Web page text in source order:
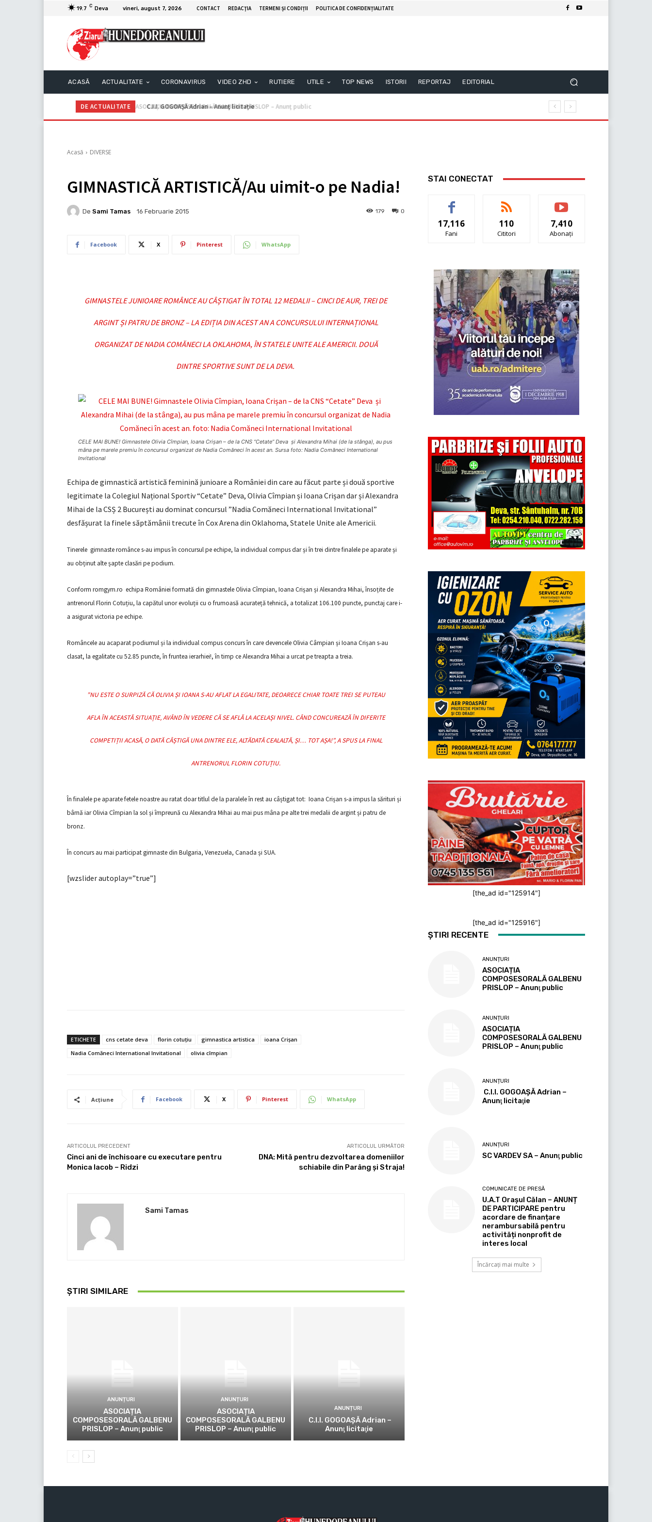
19.7 C Deva vineri, august 7, 2026 CONTACT REDACŢIA TERMENI ȘI CONDIȚII POLITICA DE CONFIDENȚIALITATE
ACASĂ ACTUALITATE CORONAVIRUS VIDEO ZHD RUTIERE UTILE TOP NEWS ISTORII REPORTAJ EDITORIAL
DE ACTUALITATE C.I.I. GOGOAŞĂ Adrian – Anunţ licitaţie
Acasă DIVERSE
GIMNASTICĂ ARTISTICĂ/Au uimit-o pe Nadia!
De Sami Tamas 16 Februarie 2015 0
179
Facebook X Pinterest WhatsApp
GIMNASTELE JUNIOARE ROMÂNCE AU CÂȘTIGAT ÎN TOTAL 12 MEDALII – CINCI DE AUR, TREI DE
ARGINT ȘI PATRU DE BRONZ – LA EDIȚIA DIN ACEST AN A CONCURSULUI INTERNAȚIONAL
ORGANIZAT DE NADIA COMĂNECI LA OKLAHOMA, ÎN STATELE UNITE ALE AMERICII. DOUĂ
DINTRE SPORTIVE SUNT DE LA DEVA.
CELE MAI BUNE! Gimnastele Olivia Cîmpian, Ioana Crișan – de la CNS “Cetate” Deva și Alexandra Mihai (de la stânga), au pus
mâna pe marele premiu în concursul organizat de Nadia Comăneci în acest an. Sursa foto: Nadia Comăneci International
Invitational
Echipa de gimnastică artistică feminină junioare a României din care au făcut parte și două sportive
legitimate la Colegiul Național Sportiv “Cetate” Deva, Olivia Cîmpian și Ioana Crișan dar și Alexandra
Mihai de la CSȘ 2 București au dominat concursul ”Nadia Comăneci International Invitational”
desfășurat la finele săptămânii trecute în Cox Arena din Oklahoma, Statele Unite ale Americii.
Tinerele gimnaste românce s-au impus în concursul pe echipe, la individual compus dar și în trei dintre finalele pe aparate și
au obținut alte șapte clasări pe podium.
Conform romgym.ro echipa României formată din gimnastele Olivia Cîmpian, Ioana Crișan și Alexandra Mihai, însoțite de
antrenorul Florin Cotuțiu, la capătul unor evoluții cu o frumoasă acurateță tehnică, a totalizat 106.100 puncte, punctaj care i-
a asigurat victoria pe echipe.
Româncele au acaparat podiumul și la individual compus concurs în care devencele Olivia Câmpian și Ioana Crișan s-au
clasat, la egalitate cu 52.85 puncte, în fruntea ierarhiei!, în timp ce Alexandra Mihai a urcat pe treapta a treia.
”NU ESTE O SURPIZĂ CĂ OLIVIA ȘI IOANA S-AU AFLAT LA EGALITATE, DEOARECE CHIAR TOATE TREI SE PUTEAU
AFLA ÎN ACEASTĂ SITUAȚIE, AVÂND ÎN VEDERE CĂ SE AFLĂ LA ACELAȘI NIVEL. CÂND CONCUREAZĂ ÎN DIFERITE
COMPETIȚII ACASĂ, O DATĂ CÂȘTIGĂ UNA DINTRE ELE, ALTĂDATĂ CEALALTĂ, ȘI… TOT AȘA!”, A SPUS LA FINAL
ANTRENORUL FLORIN COTUȚIU.
În finalele pe aparate fetele noastre au ratat doar titlul de la paralele în rest au câștigat tot: Ioana Crișan s-a impus la sărituri și
bârnă iar Olivia Cîmpian la sol și împreună cu Alexandra Mihai au mai pus mâna pe alte trei medalii de argint și patru de
bronz.
În concurs au mai participat gimnaste din Bulgaria, Venezuela, Canada și SUA.
[wzslider autoplay=”true”]
ETICHETE cns cetate deva florin cotuţiu gimnastica artistica
ioana Crişan
Nadia Comăneci International Invitational
olivia cîmpian
Acțiune Facebook X Pinterest WhatsApp
ARTICOLUL PRECEDENT
Cinci ani de închisoare cu executare pentru
Monica Iacob – Ridzi
ARTICOLUL URMĂTOR
DNA: Mită pentru dezvoltarea domeniilor
schiabile din Parâng şi Straja!
Sami Tamas
ȘTIRI SIMILARE
ANUNȚURI
ASOCIAȚIA
COMPOSESORALĂ GALBENU
PRISLOP – Anunţ public
ANUNȚURI
ASOCIAȚIA
COMPOSESORALĂ GALBENU
PRISLOP – Anunţ public
ANUNȚURI
C.I.I. GOGOAŞĂ Adrian –
Anunţ licitaţie
STAI CONECTAT
17,116
Fani
110
Cititori
7,410
Abonați
[the_ad id="125914"]
[the_ad id="125916"]
ȘTIRI RECENTE
ANUNȚURI
ASOCIAȚIA
COMPOSESORALĂ GALBENU
PRISLOP – Anunţ public
ANUNȚURI
ASOCIAȚIA
COMPOSESORALĂ GALBENU
PRISLOP – Anunţ public
ANUNȚURI
C.I.I. GOGOAŞĂ Adrian –
Anunţ licitaţie
ANUNȚURI
SC VARDEV SA – Anunţ public
COMUNICATE DE PRESĂ
U.A.T Orașul Călan – ANUNȚ
DE PARTICIPARE pentru
acordare de finanțare
nerambursabilă pentru
activități nonprofit de
interes local
Încărcați mai multe